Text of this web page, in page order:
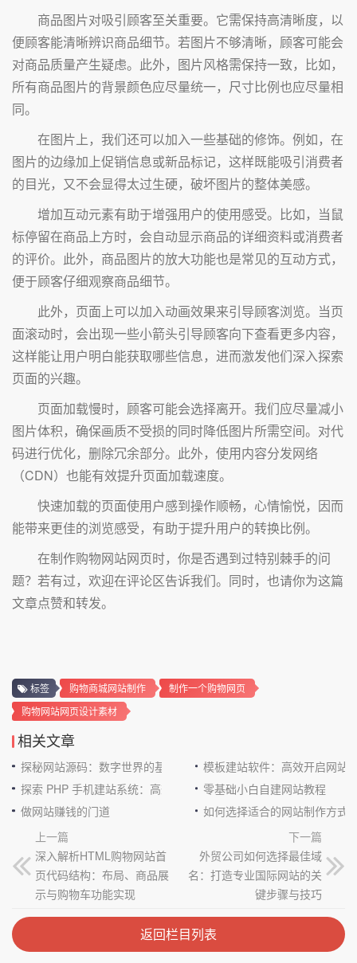
商品图片对吸引顾客至关重要。它需保持高清晰度，以
便顾客能清晰辨识商品细节。若图片不够清晰，顾客可能会
对商品质量产生疑虑。此外，图片风格需保持一致，比如，
所有商品图片的背景颜色应尽量统一，尺寸比例也应尽量相
同。
在图片上，我们还可以加入一些基础的修饰。例如，在
图片的边缘加上促销信息或新品标记，这样既能吸引消费者
的目光，又不会显得太过生硬，破坏图片的整体美感。
增加互动元素有助于增强用户的使用感受。比如，当鼠
标停留在商品上方时，会自动显示商品的详细资料或消费者
的评价。此外，商品图片的放大功能也是常见的互动方式，
便于顾客仔细观察商品细节。
此外，页面上可以加入动画效果来引导顾客浏览。当页
面滚动时，会出现一些小箭头引导顾客向下查看更多内容，
这样能让用户明白能获取哪些信息，进而激发他们深入探索
页面的兴趣。
页面加载慢时，顾客可能会选择离开。我们应尽量减小
图片体积，确保画质不受损的同时降低图片所需空间。对代
码进行优化，删除冗余部分。此外，使用内容分发网络
（CDN）也能有效提升页面加载速度。
快速加载的页面使用户感到操作顺畅，心情愉悦，因而
能带来更佳的浏览感受，有助于提升用户的转换比例。
在制作购物网站网页时，你是否遇到过特别棘手的问
题？若有过，欢迎在评论区告诉我们。同时，也请你为这篇
文章点赞和转发。
标签 购物商城网站制作
制作一个购物网页
购物网站网页设计素材
相关文章
探秘网站源码：数字世界的基石
模板建站软件：高效开启网站
探索 PHP 手机建站系统：高效与便捷的完美结合零基础小白自建网站教程
做网站赚钱的门道
如何选择适合的网站制作方式
上一篇
深入解析HTML购物网站首
页代码结构：布局、商品展
示与购物车功能实现
下一篇
外贸公司如何选择最佳域
名：打造专业国际网站的关
键步骤与技巧
返回栏目列表